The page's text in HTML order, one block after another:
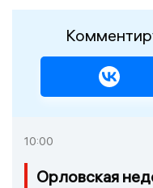
10:00
Орловская